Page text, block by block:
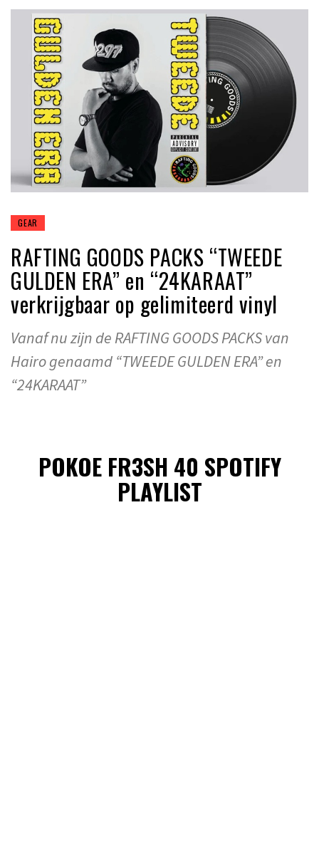
GEAR
RAFTING GOODS PACKS “TWEEDE
GULDEN ERA” en “24KARAAT”
verkrijgbaar op gelimiteerd vinyl
Vanaf nu zijn de RAFTING GOODS PACKS van
Hairo genaamd “TWEEDE GULDEN ERA” en
“24KARAAT”
POKOE FR3SH 40 SPOTIFY
PLAYLIST